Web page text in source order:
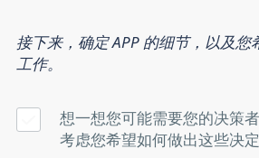
接下来，确定 APP 的细节，以及您
工作。
想一想您可能需要您的决策
考虑您希望如何做出这些决定